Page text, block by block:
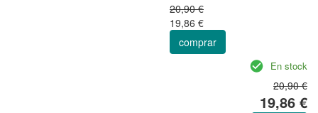
20,90 €
19,86 €
comprar
En stock
20,90 €
19,86 €